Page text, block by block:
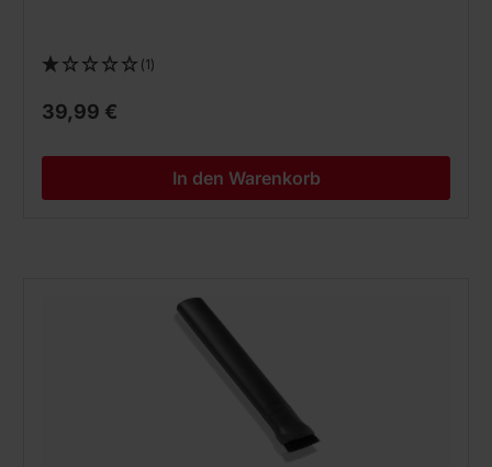
(1)
39,99 €
In den Warenkorb